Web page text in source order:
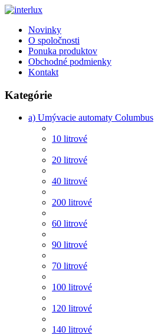
Novinky
O spoločnosti
Ponuka produktov
Obchodné podmienky
Kontakt
Kategórie
a) Umývacie automaty Columbus
10 litrové
20 litrové
40 litrové
200 litrové
60 litrové
90 litrové
70 litrové
100 litrové
120 litrové
140 litrové